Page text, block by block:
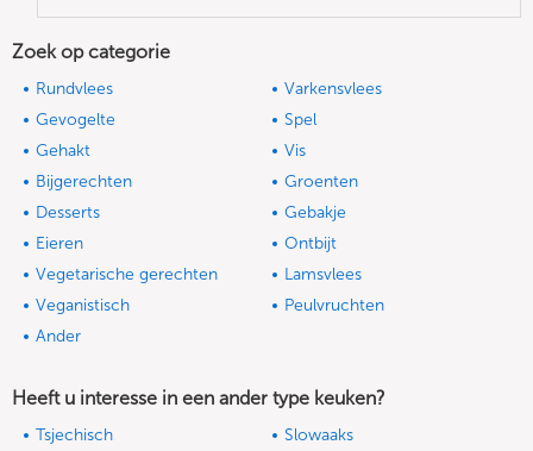
Zoek op categorie
Rundvlees
Varkensvlees
Gevogelte
Spel
Gehakt
Vis
Bijgerechten
Groenten
Desserts
Gebakje
Eieren
Ontbijt
Vegetarische gerechten
Lamsvlees
Veganistisch
Peulvruchten
Ander
Heeft u interesse in een ander type keuken?
Tsjechisch
Slowaaks